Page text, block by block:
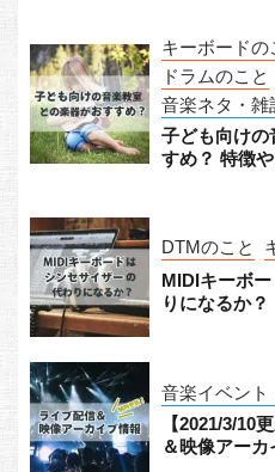
キーボードの
ドラムのこと
音楽ネタ・雑
子ども向けの
すめ？ 特徴
DTMのこと
MIDIキーボ
りになるか？
音楽イベント
【2021/3/10
＆映像アーカ